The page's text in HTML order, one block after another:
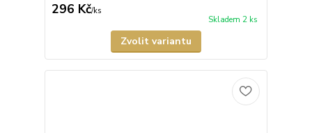
296 Kč/ks
Skladem 2 ks
Zvolit variantu